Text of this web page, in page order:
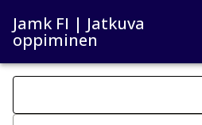
Jamk FI | Jatkuva
oppiminen
Haku kategoriat